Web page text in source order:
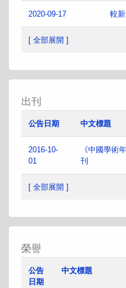
2020-09-17 較
[ 全部展開 ]
出刊
公告日期 中文標題
2016-10-
01
《中國學術
刊
[ 全部展開 ]
榮譽
公告
日期
中文標題